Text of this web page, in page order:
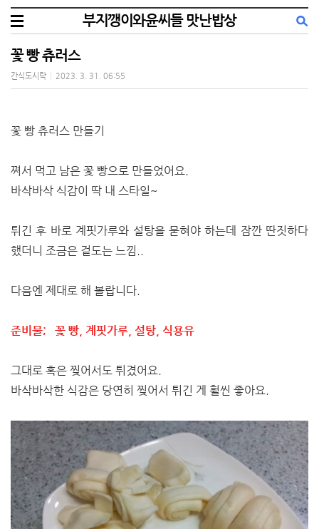
부지깽이와윤씨들 맛난밥상
꽃 빵 츄러스
간식도시락 2023. 3. 31. 06:55
꽃 빵 츄러스 만들기
쪄서 먹고 남은 꽃 빵으로 만들었어요.
바삭바삭 식감이 딱 내 스타일~
튀긴 후 바로 계핏가루와 설탕을 묻혀야 하는데 잠깐 딴짓하다
했더니 조금은 겉도는 느낌..
다음엔 제대로 해 볼랍니다.
준비물; 꽃 빵, 계핏가루, 설탕, 식용유
그대로 혹은 찢어서도 튀겼어요.
바삭바삭한 식감은 당연히 찢어서 튀긴 게 훨씬 좋아요.